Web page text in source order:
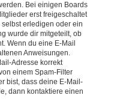
Bei einigen Boards
erst freigeschaltet
erledigen oder ein
wurde dir mitgeteilt, ob
Wenn du eine E-Mail
Anweisungen.
Adresse korrekt
einem Spam-Filter
bist, dass deine E-Mail-
dann kontaktiere einen